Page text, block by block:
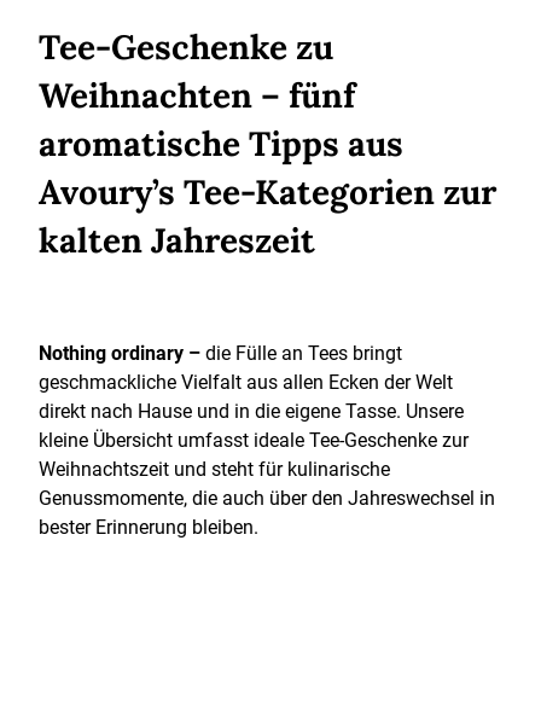
Tee-Geschenke zu
Weihnachten – fünf
aromatische Tipps aus
Avoury’s Tee-Kategorien zur
kalten Jahreszeit
Nothing ordinary – die Fülle an Tees bringt
geschmackliche Vielfalt aus allen Ecken der Welt
direkt nach Hause und in die eigene Tasse. Unsere
kleine Übersicht umfasst ideale Tee-Geschenke zur
Weihnachtszeit und steht für kulinarische
Genussmomente, die auch über den Jahreswechsel in
bester Erinnerung bleiben.